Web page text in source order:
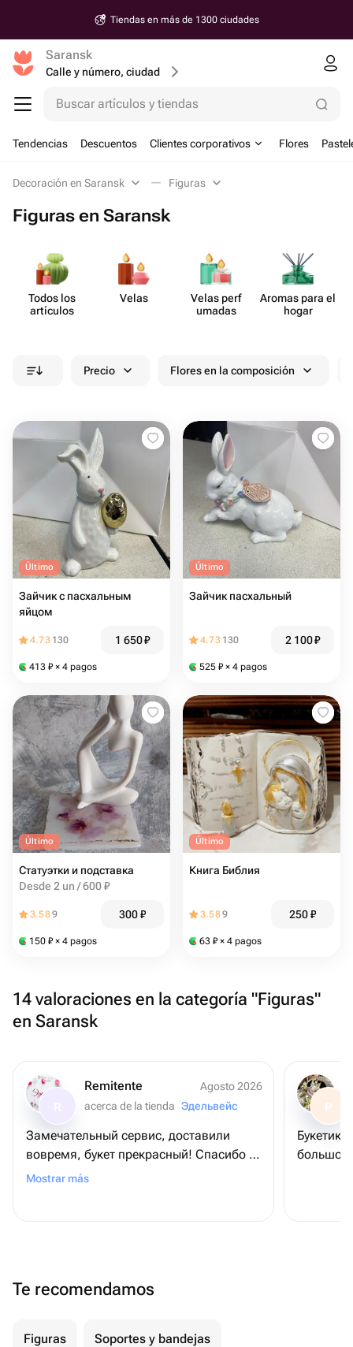
Tiendas en más de 1300 ciudades
Saransk
Calle y número, ciudad
Buscar artículos y tiendas
Tendencias Descuentos Clientes corporativos Flores
Decoración en Saransk Figuras
Figuras en Saransk
Todos los
artículos
Velas
Velas perf​
umadas
Aromas para el
hogar
Precio Flores en la composición
Último
Зайчик с пасхальным
яйцом
4.73 130 1 650₽
413 ₽ × 4 pagos
Último
Зайчик пасхальный
4.73 130 2 100₽
525 ₽ × 4 pagos
Último
Статуэтки и подставка
Desde 2 un / 600 ₽
3.589 300₽
150 ₽ × 4 pagos
Último
Книга Библия
3.589 250₽
63 ₽ × 4 pagos
14 valoraciones en la categoría "Figuras"
en Saransk
Remitente
Agosto 2026
acerca de la tienda Эдельвейс
Замечательный сервис, доставили
вовремя, букет прекрасный! Спасибо ❤️
❤️❤️
Mostrar más
P
Букетик
Te recomendamos
Figuras Soportes y bandejas